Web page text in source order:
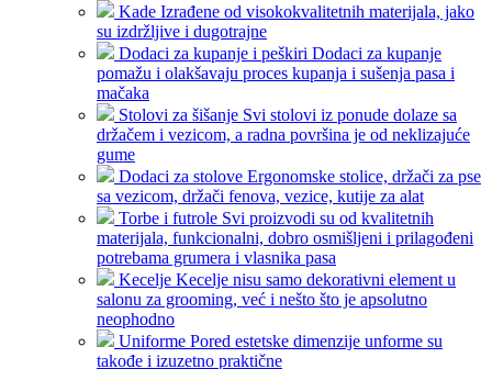
Kade Izrađene od visokokvalitetnih materijala, jako
su izdržljive i dugotrajne
Dodaci za kupanje i peškiri Dodaci za kupanje
pomažu i olakšavaju proces kupanja i sušenja pasa i
mačaka
Stolovi za šišanje Svi stolovi iz ponude dolaze sa
držačem i vezicom, a radna površina je od neklizajuće
gume
Dodaci za stolove Ergonomske stolice, držači za pse
sa vezicom, držači fenova, vezice, kutije za alat
Torbe i futrole Svi proizvodi su od kvalitetnih
materijala, funkcionalni, dobro osmišljeni i prilagođeni
potrebama grumera i vlasnika pasa
Kecelje Kecelje nisu samo dekorativni element u
salonu za grooming, već i nešto što je apsolutno
neophodno
Uniforme Pored estetske dimenzije unforme su
takođe i izuzetno praktične